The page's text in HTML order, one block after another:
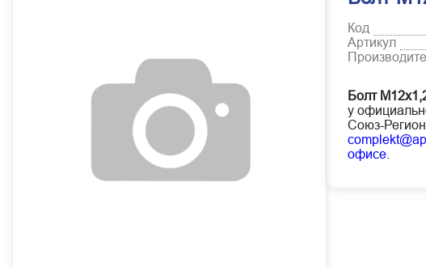
Код
Артикул
Болт
у
Союз-Регион
офисе